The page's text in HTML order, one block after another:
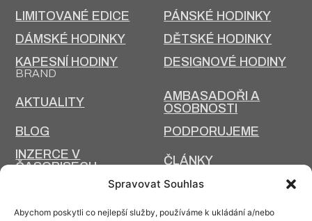
Spravovat Souhlas
Abychom poskytli co nejlepší služby, používáme k ukládání a/nebo
LIMITOVANÉ EDICE
PÁNSKÉ HODINKY
DÁMSKÉ HODINKY
DĚTSKÉ HODINKY
KAPESNÍ HODINY
DESIGNOVÉ HODINY
BRAND
AKTUALITY
AMBASADOŘI A
OSOBNOSTI
BLOG
PODPORUJEME
INZERCE V
ČASOPISECH
ČLÁNKY
HISTORIE A SOUČASNOST